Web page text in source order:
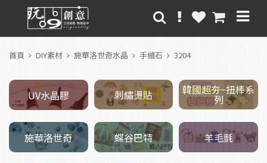
首頁 DIY素材 施華洛世奇水晶 手縫石 3204
UV水晶膠 刺繡燙貼 韓國超夯~扭棒系
列
施華洛世奇 蝶谷巴特 羊毛氈